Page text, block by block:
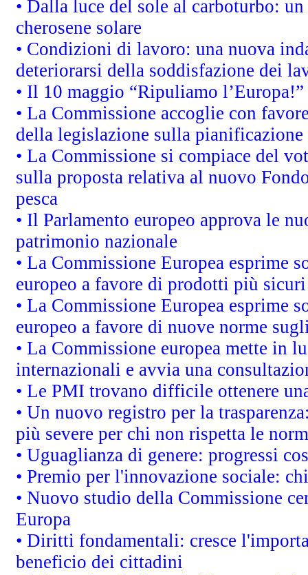
• Dalla luce del sole al carboturbo:
cherosene solare
• Condizioni di lavoro: una nuova
deteriorarsi della soddisfazione dei
• Il 10 maggio “Ripuliamo l’Europa!”
• La Commissione accoglie con
della legislazione sulla
• La Commissione si compiace del
sulla proposta relativa al nuovo
pesca
• Il Parlamento europeo approva le
patrimonio nazionale
• La Commissione Europea esprime
europeo a favore di prodotti più
• La Commissione Europea esprime
europeo a favore di nuove norme
• La Commissione europea mette in
internazionali e avvia una
• Le PMI trovano difficile ottenere
• Un nuovo registro per la
più severe per chi non rispetta le
• Uguaglianza di genere: progressi
• Premio per l'innovazione sociale:
• Nuovo studio della Commissione
Europa
• Diritti fondamentali: cresce
beneficio dei cittadini